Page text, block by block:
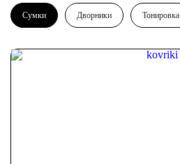
Сумки Дворники Тонировка